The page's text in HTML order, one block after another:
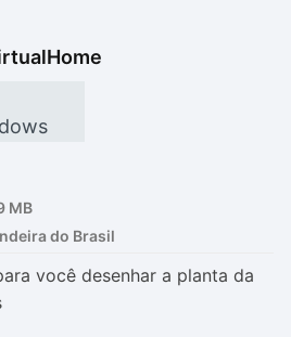
MB
você desenhar a planta da